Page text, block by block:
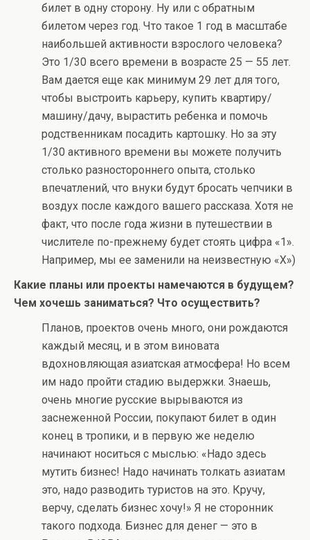
билет в одну сторону. Ну или с обратным
билетом через год. Что такое 1 год в масштабе
наибольшей активности взрослого человека?
Это 1/30 всего времени в возрасте 25 — 55 лет.
Вам дается еще как минимум 29 лет для того,
чтобы выстроить карьеру, купить квартиру/
машину/дачу, вырастить ребенка и помочь
родственникам посадить картошку. Но за эту
1/30 активного времени вы можете получить
столько разностороннего опыта, столько
впечатлений, что внуки будут бросать чепчики в
воздух после каждого вашего рассказа. Хотя не
факт, что после года жизни в путешествии в
числителе по-прежнему будет стоять цифра «1».
Например, мы ее заменили на неизвестную «Х»)
Какие планы или проекты намечаются в будущем?
Чем хочешь заниматься? Что осуществить?
Планов, проектов очень много, они рождаются
каждый месяц, и в этом виновата
вдохновляющая азиатская атмосфера! Но всем
им надо пройти стадию выдержки. Знаешь,
очень многие русские вырываются из
заснеженной России, покупают билет в один
конец в тропики, и в первую же неделю
начинают носиться с мыслью: «Надо здесь
мутить бизнес! Надо начинать толкать азиатам
это, надо разводить туристов на это. Кручу,
верчу, сделать бизнес хочу!» Я не сторонник
такого подхода. Бизнес для денег — это в